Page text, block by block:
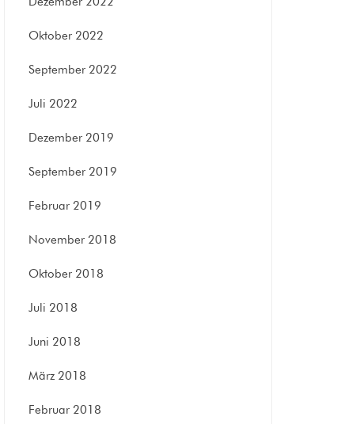
Oktober 2022
September 2022
Juli 2022
Dezember 2019
September 2019
Februar 2019
November 2018
Oktober 2018
Juli 2018
Juni 2018
März 2018
Februar 2018